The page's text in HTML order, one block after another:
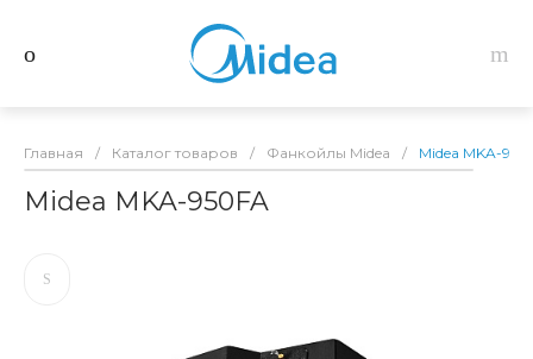
Главная / Каталог товаров / Фанкойлы Midea / Midea MKA-
Midea MKA-950FA